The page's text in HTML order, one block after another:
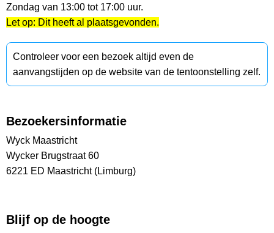
Zondag van 13:00 tot 17:00 uur.
Let op: Dit heeft al plaatsgevonden.
Controleer voor een bezoek altijd even de
aanvangstijden op de website van de tentoonstelling zelf.
Bezoekersinformatie
Wyck Maastricht
Wycker Brugstraat 60
6221 ED Maastricht (Limburg)
Blijf op de hoogte